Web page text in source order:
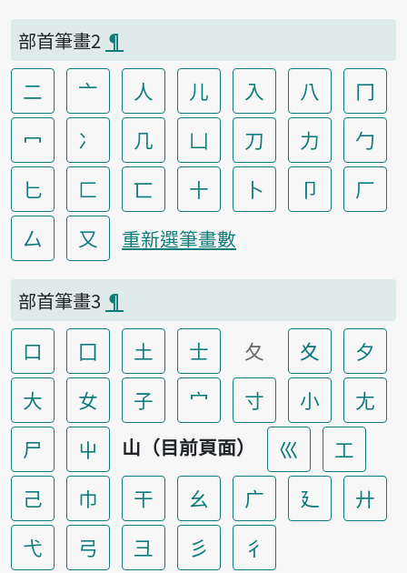
部首筆畫2 ¶
二 亠 人 儿 入 八
冂
冖
冫 几 凵 刀 力
勹
匕
匚 匸 十 卜 卩
厂
厶
又 重新選筆畫數
部首筆畫3 ¶
口 囗 土 士 夂 夊
夕
大
女 子 宀 寸 小
尢
尸
屮 山（目前頁面） 巛
工
己
巾 干 幺 广 廴
廾
弋
弓 彐 彡 彳